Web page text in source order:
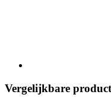
Vergelijkbare